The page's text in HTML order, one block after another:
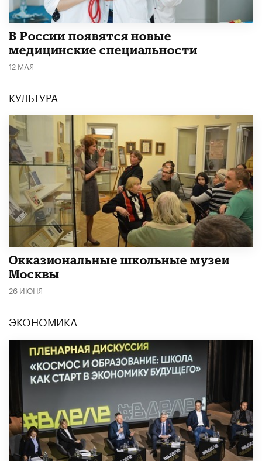
В России появятся новые
медицинские специальности
12 МАЯ
КУЛЬТУРА
​Окказиональные школьные музеи
Москвы
26 ИЮНЯ
ЭКОНОМИКА